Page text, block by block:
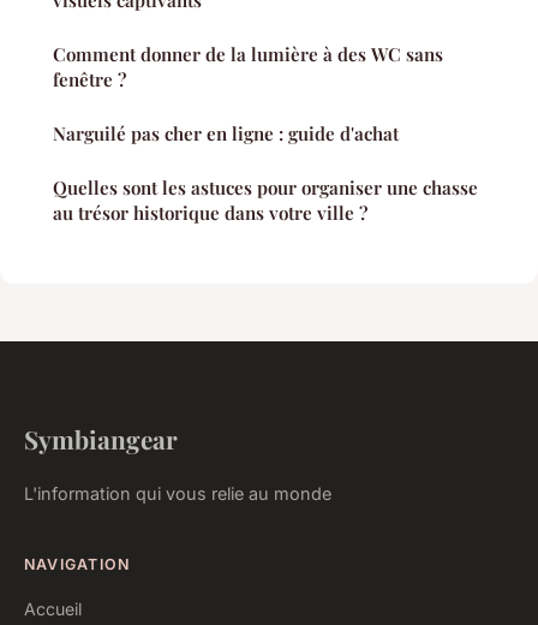
Comment donner de la lumière à des WC sans
fenêtre ?
Narguilé pas cher en ligne : guide d'achat
Quelles sont les astuces pour organiser une chasse
au trésor historique dans votre ville ?
Symbiangear
L'information qui vous relie au monde
NAVIGATION
Accueil